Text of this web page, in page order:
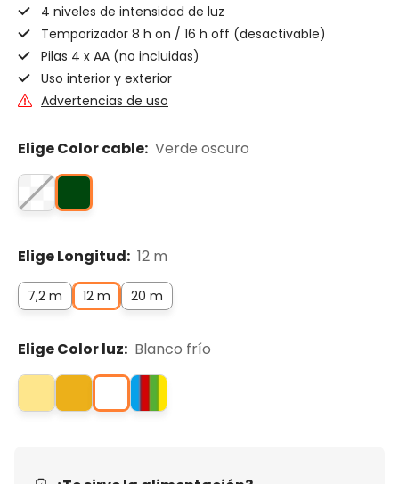
4 niveles de intensidad de luz
Temporizador 8 h on / 16 h off (desactivable)
Pilas 4 x AA (no incluidas)
Uso interior y exterior
Advertencias de uso
Elige Color cable: Verde oscuro
Elige Longitud: 12 m
7,2 m 12 m 20 m
Elige Color luz: Blanco frío